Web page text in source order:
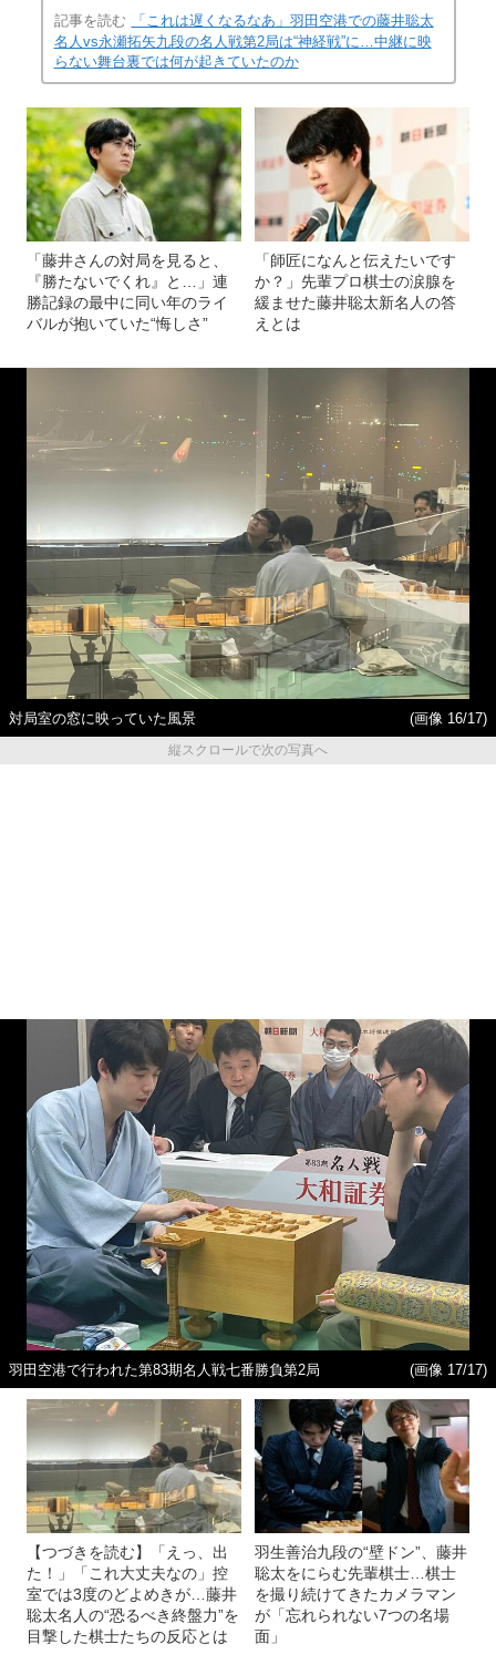
記事を読む
「これは遅くなるなあ」羽田空港での藤井聡太
名人vs永瀬拓矢九段の名人戦第2局は“神経戦”に…中継に映
らない舞台裏では何が起きていたのか
「藤井さんの対局を見ると、
『勝たないでくれ』と…」連
勝記録の最中に同い年のライ
バルが抱いていた“悔しさ”
「師匠になんと伝えたいです
か？」先輩プロ棋士の涙腺を
緩ませた藤井聡太新名人の答
えとは
対局室の窓に映っていた風景
(画像 16/17)
縦スクロールで次の写真へ
羽田空港で行われた第83期名人戦七番勝負第2局 (画像 17/17)
【つづきを読む】「えっ、出
た！」「これ大丈夫なの」控
室では3度のどよめきが…藤井
聡太名人の“恐るべき終盤力”を
目撃した棋士たちの反応とは
羽生善治九段の“壁ドン”、藤井
聡太をにらむ先輩棋士…棋士
を撮り続けてきたカメラマン
が「忘れられない7つの名場
面」